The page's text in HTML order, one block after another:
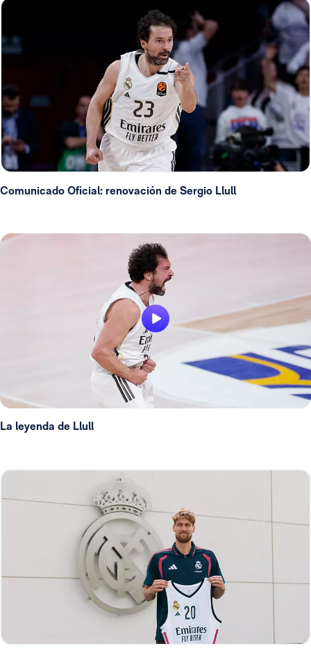
Comunicado Oficial: renovación de Sergio Llull
La leyenda de Llull